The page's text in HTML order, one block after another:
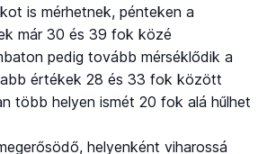
is mérhetnek, pénteken a
már 30 és 39 fok közé
pedig tovább mérséklődik a
értékek 28 és 33 fok között
több helyen ismét 20 fok alá hűlhet
helyenként viharossá